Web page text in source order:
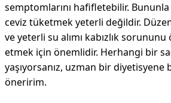
semptomlarını hafifletebilir.
ceviz tüketmek yeterli değildir.
ve yeterli su alımı kabızlık
etmek için önemlidir. Herhangi bir
yaşıyorsanız, uzman bir diyetisyene
öneririm.